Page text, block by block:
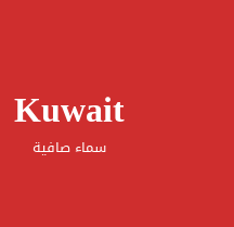
Kuwait
سماء صافية